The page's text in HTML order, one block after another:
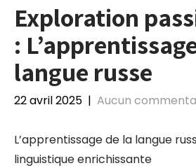
Exploration
:
langue russe
22 avril 2025 | Aucun
L’apprentissage de la langue
linguistique enrichissante